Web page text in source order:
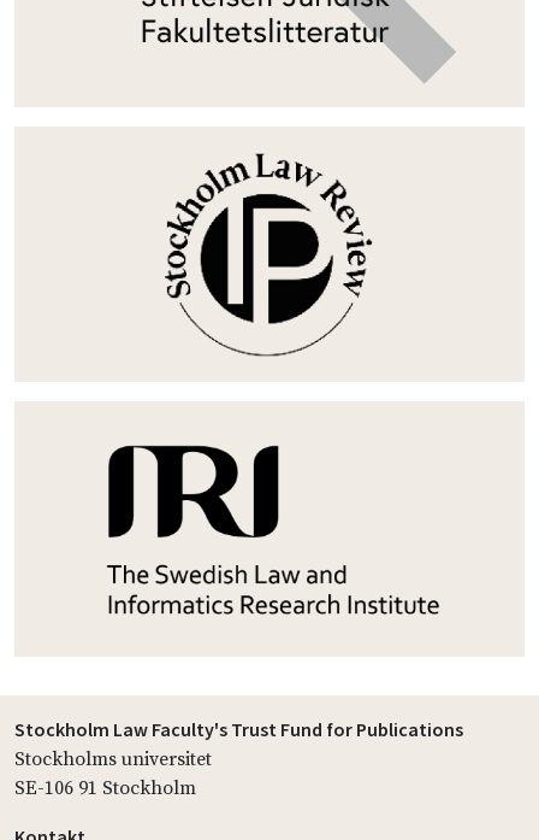
Stockholm Law Faculty's Trust Fund for Publications
Stockholms universitet
SE-106 91 Stockholm